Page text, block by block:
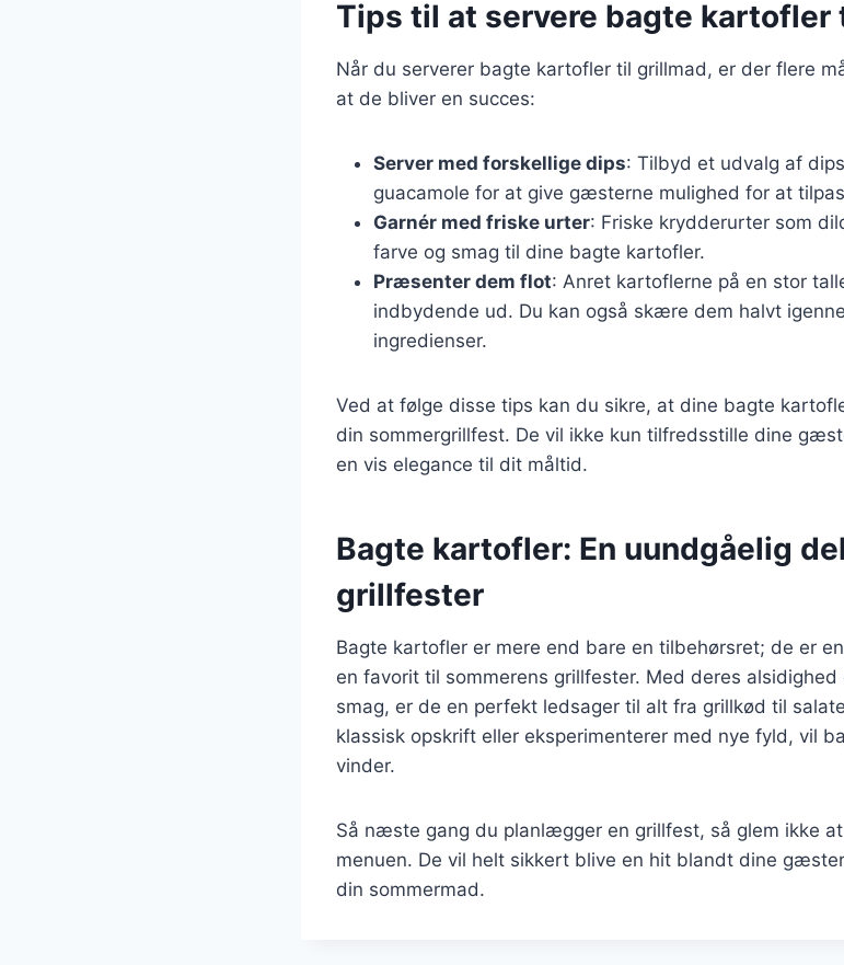
Tips til at servere bagte kartofler
Når du serverer bagte kartofler til grillmad, er der flere
at de bliver en succes:
Server med forskellige dips: Tilbyd et udvalg af
guacamole for at give gæsterne mulighed for at
Garnér med friske urter: Friske krydderurter som
farve og smag til dine bagte kartofler.
Præsenter dem flot: Anret kartoflerne på en stor
indbydende ud. Du kan også skære dem halvt
ingredienser.
Ved at følge disse tips kan du sikre, at dine bagte
din sommergrillfest. De vil ikke kun tilfredsstille dine
en vis elegance til dit måltid.
Bagte kartofler: En uundgåelig
grillfester
Bagte kartofler er mere end bare en tilbehørsret; de er
en favorit til sommerens grillfester. Med deres
smag, er de en perfekt ledsager til alt fra grillkød til
klassisk opskrift eller eksperimenterer med nye fyld, vil
vinder.
Så næste gang du planlægger en grillfest, så glem ikke
menuen. De vil helt sikkert blive en hit blandt dine
din sommermad.